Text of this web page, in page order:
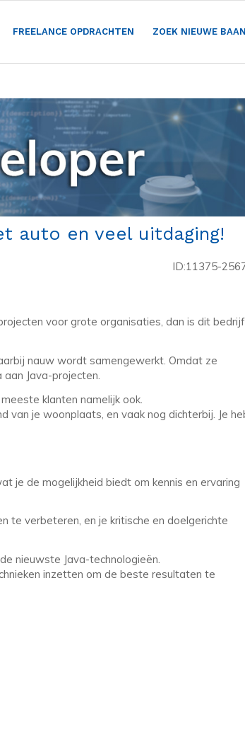
FREELANCE OPDRACHTEN ZOEK NIEUWE BAAN
auto en veel uitdaging!
ID:11375-
voor grote organisaties, dan is dit bedrijf
nauw wordt samengewerkt. Omdat ze
Java-projecten.
klanten namelijk ook.
van je woonplaats, en vaak nog dichterbij. Je
je de mogelijkheid biedt om kennis en ervaring
te verbeteren, en je kritische en doelgerichte
nieuwste Java-technologieën.
inzetten om de beste resultaten te